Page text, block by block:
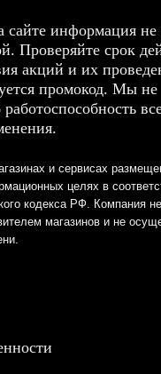
сайте информация не
Проверяйте срок
акций и их
промокод. Мы не
и сервисах
целях в
кодекса РФ. Компания
магазинов и не